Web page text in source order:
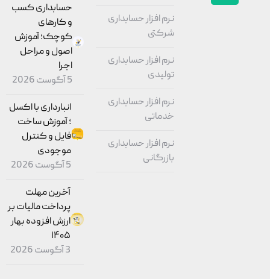
نرم افزار حسابداری
شرکتی
نرم افزار حسابداری
تولیدی
نرم افزار حسابداری
خدماتی
نرم افزار حسابداری
بازرگانی
حسابداری کسب
و کارهای
کوچک؛ آموزش
اصول و مراحل
انبارداری با اکسل
؛ آموزش ساخت
فایل و کنترل
موجودی
آخرین مهلت
پرداخت مالیات بر
ارزش افزوده بهار
۱۴۰۵